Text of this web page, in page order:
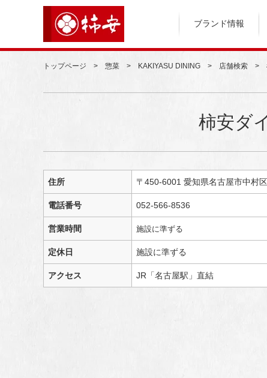
ブランド情報
トップページ 惣菜 KAKIYASU DINING 店舗検索
柿安ダ
住所 〒450-6001 愛知県名古屋市中村
電話番号 052-566-8536
営業時間 施設に準ずる
定休日 施設に準ずる
アクセス JR「名古屋駅」直結